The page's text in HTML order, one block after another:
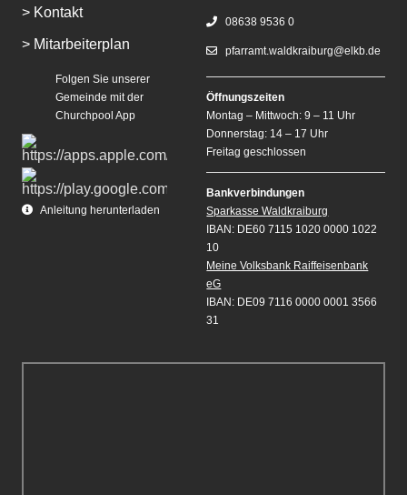
> Kontakt
> Mitarbeiterplan
Folgen Sie unserer
Gemeinde mit der
Churchpool App
Anleitung herunterladen
08638 9536 0
pfarramt.waldkraiburg@elkb.de
Öffnungszeiten
Montag – Mittwoch: 9 – 11 Uhr
Donnerstag: 14 – 17 Uhr
Freitag geschlossen
Bankverbindungen
Sparkasse Waldkraiburg
IBAN: DE60 7115 1020 0000 1022
10
Meine Volksbank Raiffeisenbank
eG
IBAN: DE09 7116 0000 0001 3566
31